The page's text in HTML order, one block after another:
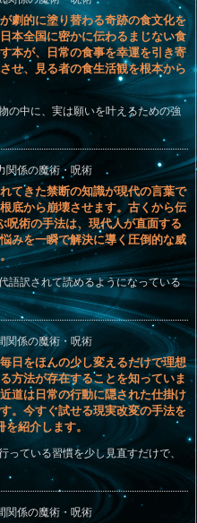
劇的に塗り替わる奇跡の食文化を
本全国に密かに伝わるまじない食
本が、日常の食事を幸運を引き寄
せ、見る者の食生活観を根本から
の中に、実は願いを叶えるための強
関係の魔術・呪術
てきた禁断の知識が現代の言葉で
底から崩壊させます。古くから伝
呪術の手法は、現代人が直面する
みを一瞬で解決に導く圧倒的な威
語訳されて読めるようになっている
関係の魔術・呪術
日をほんの少し変えるだけで理想
方法が存在することを知っていま
道は日常の行動に隠された仕掛け
。今すぐ試せる現実改変の手法を
紹介します。
ている習慣を少し見直すだけで、
関係の魔術・呪術